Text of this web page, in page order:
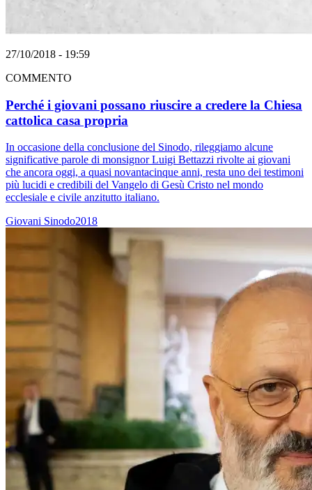
27/10/2018 - 19:59
COMMENTO
Perché i giovani possano riuscire a credere la Chiesa
cattolica casa propria
In occasione della conclusione del Sinodo, rileggiamo alcune
significative parole di monsignor Luigi Bettazzi rivolte ai giovani
che ancora oggi, a quasi novantacinque anni, resta uno dei testimoni
più lucidi e credibili del Vangelo di Gesù Cristo nel mondo
ecclesiale e civile anzitutto italiano.
Giovani Sinodo2018